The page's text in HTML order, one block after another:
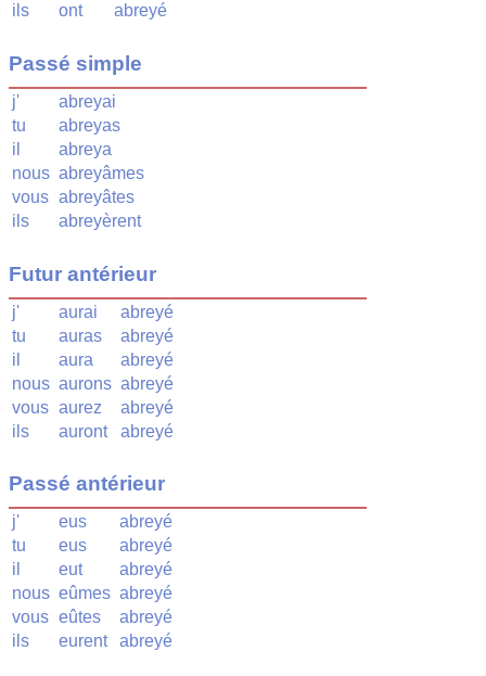
ils
ont abreyé
Passé simple
j'
abreyai
tu
abreyas
il
abreya
nous abreyâmes
vous abreyâtes
ils
abreyèrent
Futur antérieur
j' aurai
abreyé
tu
auras
abreyé
il
aura
abreyé
nous aurons abreyé
vous aurez
abreyé
ils
auront abreyé
Passé antérieur
j' eus
abreyé
tu
eus
abreyé
il
eut
abreyé
nous eûmes abreyé
vous eûtes
abreyé
ils
eurent abreyé